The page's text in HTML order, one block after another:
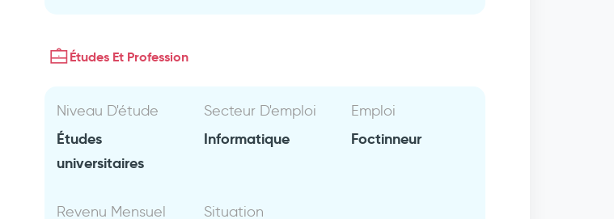
Études Et Profession
Niveau D'étude
Études
universitaires
Secteur D'emploi
Informatique
Emploi
Foctinneur
Revenu Mensuel
Situation